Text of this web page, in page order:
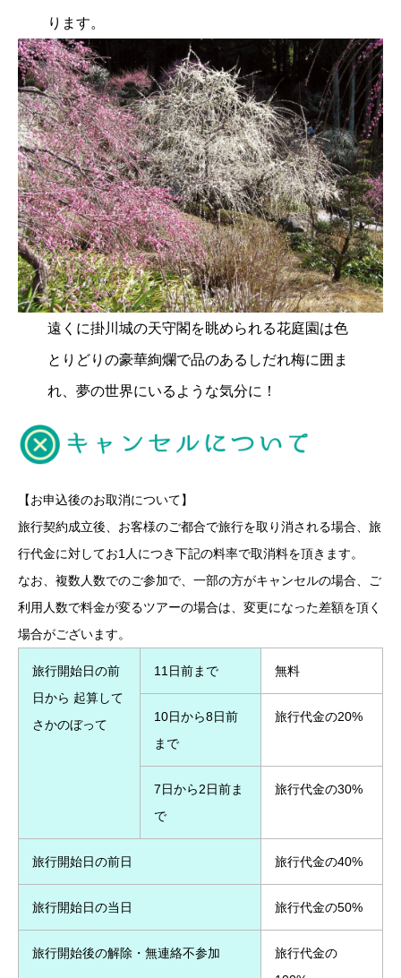
ります。
遠くに掛川城の天守閣を眺められる花庭園は色
とりどりの豪華絢爛で品のあるしだれ梅に囲ま
れ、夢の世界にいるような気分に！
【お申込後のお取消について】
旅行契約成立後、お客様のご都合で旅行を取り消される場合、旅
行代金に対してお1人につき下記の料率で取消料を頂きます。
なお、複数人数でのご参加で、一部の方がキャンセルの場合、ご
利用人数で料金が変るツアーの場合は、変更になった差額を頂く
場合がございます。
旅行開始日の前
日から 起算して
さかのぼって
11日前まで 無料
10日から8日前
まで
旅行代金の20%
7日から2日前ま
で
旅行代金の30%
旅行開始日の前日 旅行代金の40%
旅行開始日の当日 旅行代金の50%
旅行開始後の解除・無連絡不参加
旅行代金の